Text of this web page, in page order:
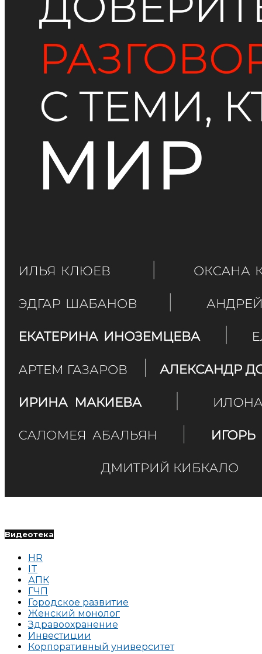
Видеотека
HR
IT
АПК
ГЧП
Городское развитие
Женский монолог
Здравоохранение
Инвестиции
Корпоративный университет